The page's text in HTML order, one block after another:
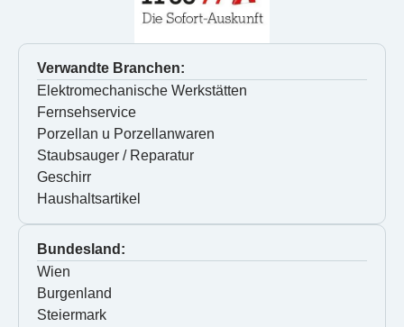
Verwandte Branchen:
Elektromechanische Werkstätten
Fernsehservice
Porzellan u Porzellanwaren
Staubsauger / Reparatur
Geschirr
Haushaltsartikel
Bundesland:
Wien
Burgenland
Steiermark